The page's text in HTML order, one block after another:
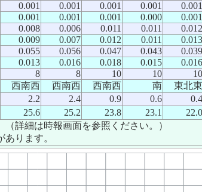
0.001 0.001 0.001 0.001 0.001
0.001 0.001 0.001 0.000 0.001
0.008 0.006 0.011 0.011 0.012
0.009 0.007 0.012 0.011 0.013
0.055 0.056 0.047 0.043 0.039
0.013 0.016 0.018 0.015 0.016
8 8 10 10 10
西南西 西南西 西南西 南 東北東
2.2 2.4 0.9 0.6 0.4
25.6 25.2 23.8 23.1 22.0
詳細は時報画面を参照ください。）
ります。